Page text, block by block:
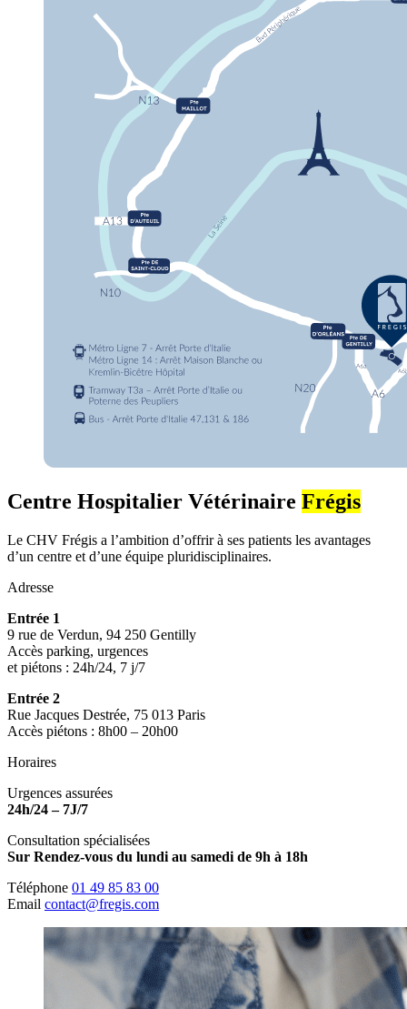
Centre Hospitalier Vétérinaire Frégis
Le CHV Frégis a l’ambition d’offrir à ses patients les avantages
d’un centre et d’une équipe pluridisciplinaires.
Adresse
Entrée 1
9 rue de Verdun, 94 250 Gentilly
Accès parking, urgences
et piétons : 24h/24, 7 j/7
Entrée 2
Rue Jacques Destrée, 75 013 Paris
Accès piétons : 8h00 – 20h00
Horaires
Urgences assurées
24h/24 – 7J/7
Consultation spécialisées
Sur Rendez-vous du lundi au samedi de 9h à 18h
Téléphone 01 49 85 83 00
Email contact@fregis.com